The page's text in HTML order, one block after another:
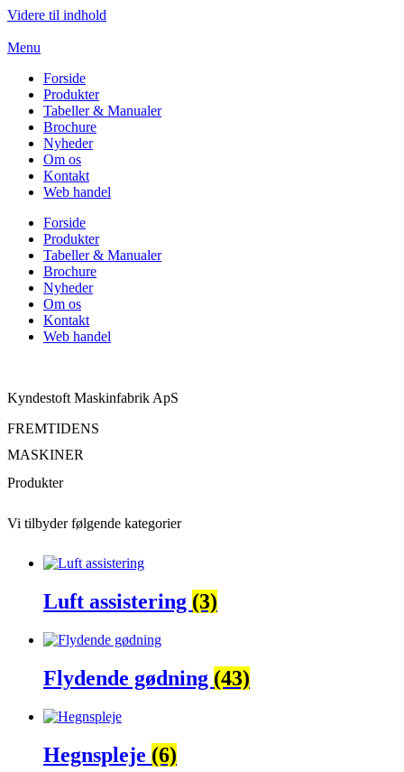
Videre til indhold
Menu
Forside
Produkter
Tabeller & Manualer
Brochure
Nyheder
Om os
Kontakt
Web handel
Forside
Produkter
Tabeller & Manualer
Brochure
Nyheder
Om os
Kontakt
Web handel
Kyndestoft Maskinfabrik ApS
FREMTIDENS
MASKINER
Produkter
Vi tilbyder følgende kategorier
Luft assistering (3)
Flydende gødning (43)
Hegnspleje (6)